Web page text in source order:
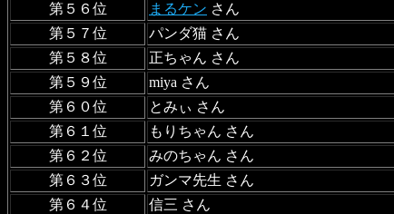
第５６位
まるケン さん
第５７位
パンダ猫 さん
第５８位
正ちゃん さん
第５９位
miya さん
第６０位
とみぃ さん
第６１位
もりちゃん さん
第６２位
みのちゃん さん
第６３位
ガンマ先生 さん
第６４位
信三 さん